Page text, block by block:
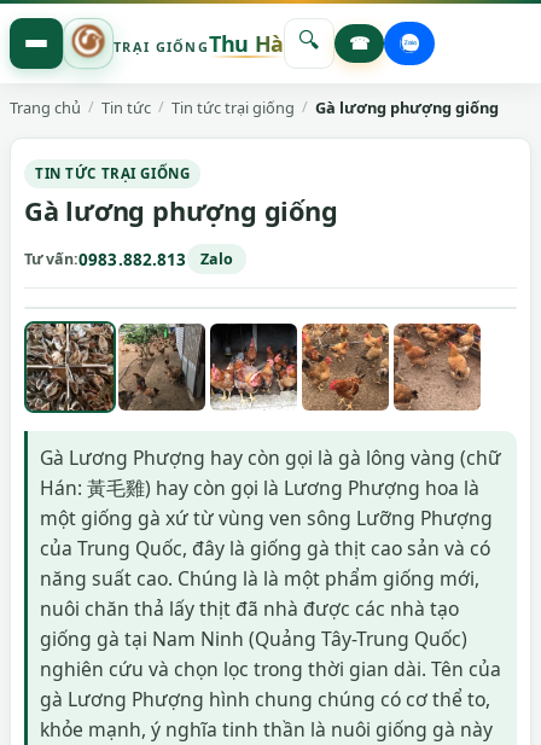
TRẠI GIỐNGThu Hà 🔍 ☎
Trang chủ Tin tức Tin tức trại giống Gà lương phượng giống
TIN TỨC TRẠI GIỐNG
Gà lương phượng giống
Tư vấn 0983.882.813 Zalo
Gà Lương Phượng hay còn gọi là gà lông vàng (chữ
Hán: 黃毛雞) hay còn gọi là Lương Phượng hoa là
một giống gà xứ từ vùng ven sông Lưỡng Phượng
của Trung Quốc, đây là giống gà thịt cao sản và có
năng suất cao. Chúng là là một phẩm giống mới,
nuôi chăn thả lấy thịt đã nhà được các nhà tạo
giống gà tại Nam Ninh (Quảng Tây-Trung Quốc)
nghiên cứu và chọn lọc trong thời gian dài. Tên của
gà Lương Phượng hình chung chúng có cơ thể to,
khỏe mạnh, ý nghĩa tinh thần là nuôi giống gà này